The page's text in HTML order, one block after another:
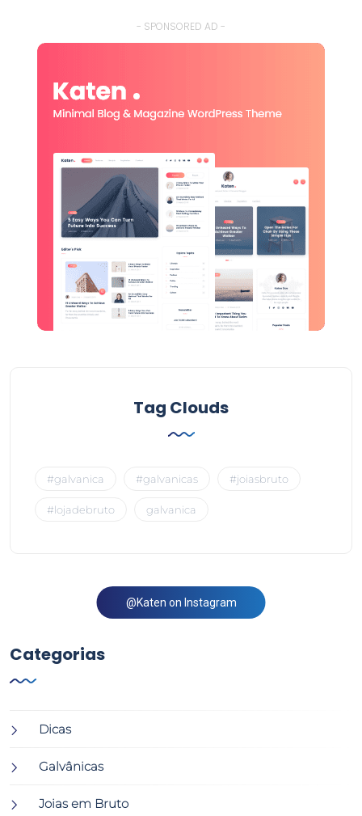
- SPONSORED AD -
Tag Clouds
#galvanica #galvanicas #joiasbruto
#lojadebruto galvanica
@Katen on Instagram
Categorias
Dicas
Galvânicas
Joias em Bruto